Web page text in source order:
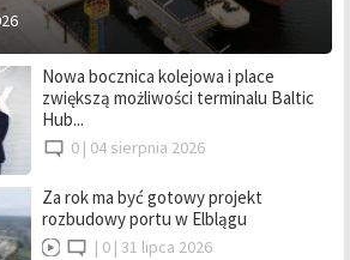
Nowa bocznica kolejowa i place
zwiększą możliwości terminalu Baltic
Hub...
0 | 04 sierpnia 2026
Za rok ma być gotowy projekt
rozbudowy portu w Elblągu
| 0 | 31 lipca 2026